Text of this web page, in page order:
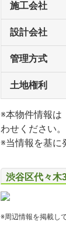
施工会社
設計会社
管理方式
土地権利
※本物件情報は
わせください。
※当情報を基に
渋谷区代々木
※周辺情報を掲載し